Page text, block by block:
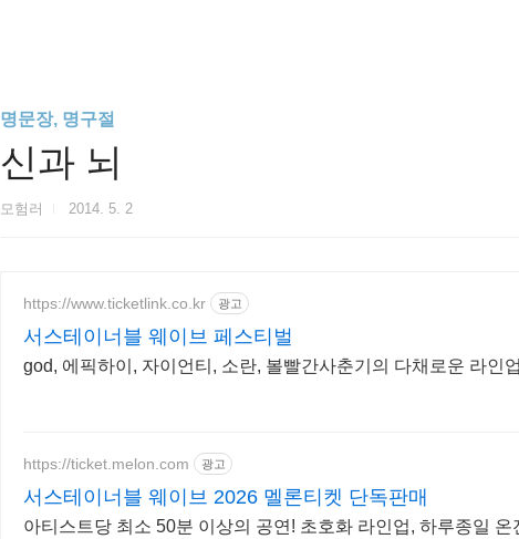
명문장, 명구절
신과 뇌
모험러 2014. 5. 2
https://www.ticketlink.co.kr 광고
서스테이너블 웨이브 페스티벌
god, 에픽하이, 자이언티, 소란, 볼빨간사춘기의 다채로운 라인
https://ticket.melon.com 광고
서스테이너블 웨이브 2026 멜론티켓 단독판매
아티스트당 최소 50분 이상의 공연! 초호화 라인업, 하루종일 온